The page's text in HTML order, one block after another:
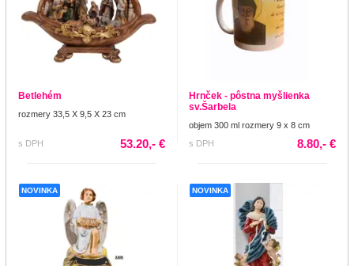
Betlehém
rozmery 33,5 X 9,5 X 23 cm
s DPH 53.20,- €
Hrnček - pôstna myšlienka
sv.Šarbela
objem 300 ml rozmery 9 x 8 cm
s DPH
8.80,- €
NOVINKA NOVINKA